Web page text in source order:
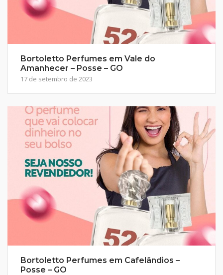
Bortoletto Perfumes em Vale do
Amanhecer – Posse – GO
17 de setembro de 2023
Bortoletto Perfumes em Cafelândios –
Posse – GO